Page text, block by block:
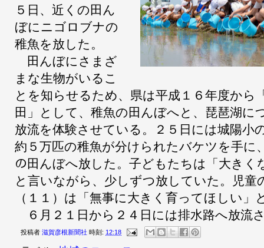
５日、近くの田ん
ぼにニゴロブナの
稚魚を放した。
田んぼにさまざ
まな生物がいるこ
とを知らせるため、県は平成１６年度から
田」として、稚魚の田んぼへと、琵琶湖に
放流を体験させている。２５日には城陽小
約５万匹の稚魚が分けられたバケツを手に
の田んぼへ放した。子どもたちは「大きく
と言いながら、少しずつ放していた。児童
（１１）は「無事に大きく育ってほしい」
６月２１日から２４日には排水路へ放流
投稿者 滋賀彦根新聞社 時刻: 12:18